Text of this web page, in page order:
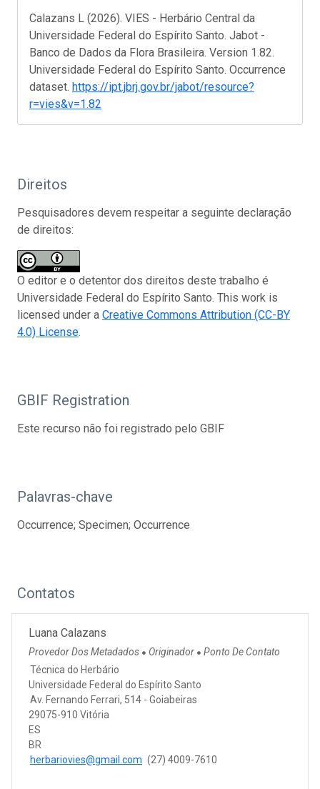
Calazans L (2026). VIES - Herbário Central da
Universidade Federal do Espírito Santo. Jabot -
Banco de Dados da Flora Brasileira. Version 1.82.
Universidade Federal do Espírito Santo. Occurrence
dataset. https://ipt.jbrj.gov.br/jabot/resource?
r=vies&v=1.82
Direitos
Pesquisadores devem respeitar a seguinte declaração
de direitos:
O editor e o detentor dos direitos deste trabalho é
Universidade Federal do Espírito Santo. This work is
licensed under a Creative Commons Attribution (CC-BY
4.0) License.
GBIF Registration
Este recurso não foi registrado pelo GBIF
Palavras-chave
Occurrence; Specimen; Occurrence
Contatos
Luana Calazans
Provedor Dos Metadados ● Originador ● Ponto De Contato
Técnica do Herbário
Universidade Federal do Espírito Santo
Av. Fernando Ferrari, 514 - Goiabeiras
29075-910 Vitória
ES
BR
herbariovies@gmail.com (27) 4009-7610